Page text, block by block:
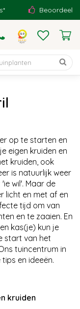
Beoordeeld met
op te starten en
eigen kruiden en
kruiden, ook
is natuurlijk weer
wil'. Maar de
licht en met af en
tijd om van
en te zaaien. En
kas(je) kun je
start van het
tuincentrum in
en ideeën.
kruiden